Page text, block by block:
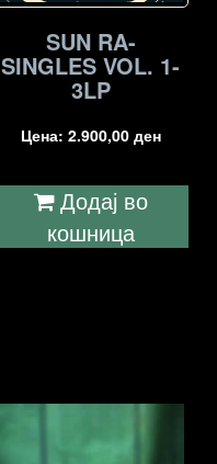
SUN RA-
SINGLES VOL. 1-
3LP
Цена: 2.900,00 ден
Додај во
кошница